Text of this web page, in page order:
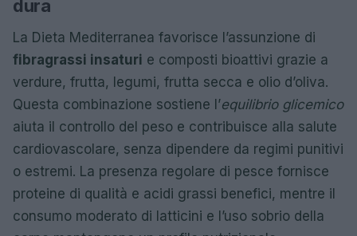
dura
La Dieta Mediterranea favorisce l’assunzione di
fibragrassi insaturi e composti bioattivi grazie a
verdure, frutta, legumi, frutta secca e olio d’oliva.
Questa combinazione sostiene l’equilibrio glicemico
aiuta il controllo del peso e contribuisce alla salute
cardiovascolare, senza dipendere da regimi punitivi
o estremi. La presenza regolare di pesce fornisce
proteine di qualità e acidi grassi benefici, mentre il
consumo moderato di latticini e l’uso sobrio della